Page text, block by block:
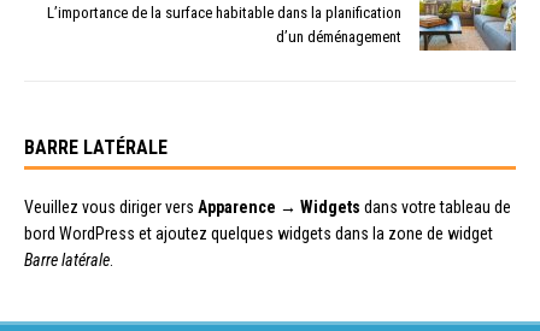
L’importance de la surface habitable dans la planification
d’un déménagement
BARRE LATÉRALE
Veuillez vous diriger vers Apparence → Widgets dans votre tableau de
bord WordPress et ajoutez quelques widgets dans la zone de widget
Barre latérale